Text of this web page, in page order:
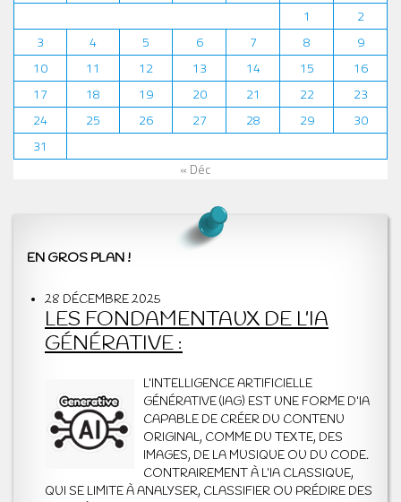
1
2
3
4 5 6 7 8
9
10
11 12 13 14 15
16
17
18 19 20 21 22
23
24
25 26 27 28 29
30
31
« Déc
EN GROS PLAN !
28 DÉCEMBRE 2025
LES FONDAMENTAUX DE L’IA
GÉNÉRATIVE :
L’INTELLIGENCE ARTIFICIELLE
GÉNÉRATIVE (IAG) EST UNE FORME D’IA
CAPABLE DE CRÉER DU CONTENU
ORIGINAL, COMME DU TEXTE, DES
IMAGES, DE LA MUSIQUE OU DU CODE.
CONTRAIREMENT À L’IA CLASSIQUE,
QUI SE LIMITE À ANALYSER, CLASSIFIER OU PRÉDIRE DES